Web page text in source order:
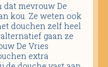
dat mevrouw De
kou. Ze weten ook
douchen zelf heel
gaan ze
De Vries
extra